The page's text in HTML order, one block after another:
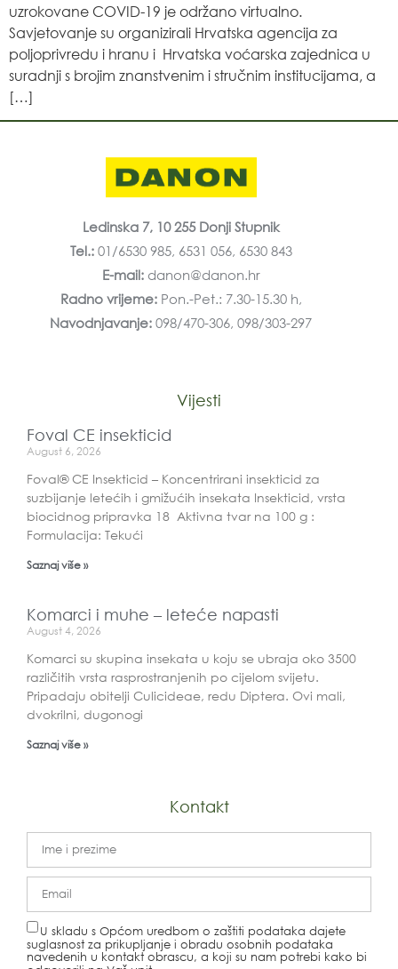
uzrokovane COVID-19 je održano virtualno.
Savjetovanje su organizirali Hrvatska agencija za
poljoprivredu i hranu i Hrvatska voćarska zajednica u
suradnji s brojim znanstvenim i stručnim institucijama, a
[…]
Ledinska 7, 10 255 Donji Stupnik
Tel.:01/6530 985, 6531 056, 6530 843
E-mail:danon@danon.hr
Radno vrijeme: Pon.-Pet.: 7.30-15.30 h,
Navodnjavanje:098/470-306, 098/303-297
Vijesti
Foval CE insekticid
August 6, 2026
Foval® CE Insekticid – Koncentrirani insekticid za
suzbijanje letećih i gmižućih insekata Insekticid, vrsta
biocidnog pripravka 18 Aktivna tvar na 100 g :
Formulacija: Tekući
Saznaj više »
Komarci i muhe – leteće napasti
August 4, 2026
Komarci su skupina insekata u koju se ubraja oko 3500
različitih vrsta rasprostranjenih po cijelom svijetu.
Pripadaju obitelji Culicideae, redu Diptera. Ovi mali,
dvokrilni, dugonogi
Saznaj više »
Kontakt
U skladu s Općom uredbom o zaštiti podataka dajete
suglasnost za prikupljanje i obradu osobnih podataka
navedenih u kontakt obrascu, a koji su nam potrebi kako bi